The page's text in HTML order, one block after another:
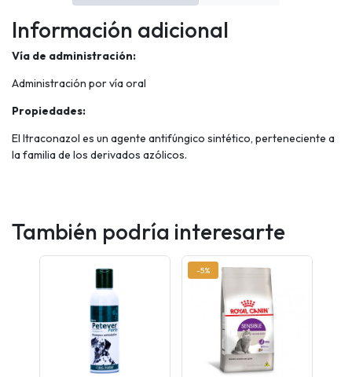
Información adicional
Vía de administración:
Administración por vía oral
Propiedades:
El Itraconazol es un agente antifúngico sintético, perteneciente a
la familia de los derivados azólicos.
También podría interesarte
-5%